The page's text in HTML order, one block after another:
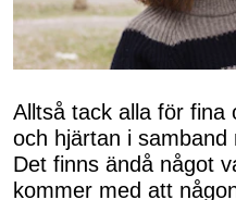
Alltså tack alla för fina
och hjärtan i samband
Det finns ändå något
kommer med att